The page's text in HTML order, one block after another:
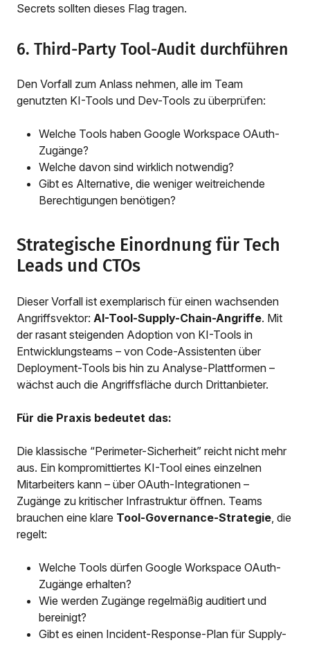
Secrets sollten dieses Flag tragen.
6. Third-Party Tool-Audit durchführen
Den Vorfall zum Anlass nehmen, alle im Team
genutzten KI-Tools und Dev-Tools zu überprüfen:
Welche Tools haben Google Workspace OAuth-
Zugänge?
Welche davon sind wirklich notwendig?
Gibt es Alternative, die weniger weitreichende
Berechtigungen benötigen?
Strategische Einordnung für Tech
Leads und CTOs
Dieser Vorfall ist exemplarisch für einen wachsenden
Angriffsvektor: AI-Tool-Supply-Chain-Angriffe. Mit
der rasant steigenden Adoption von KI-Tools in
Entwicklungsteams – von Code-Assistenten über
Deployment-Tools bis hin zu Analyse-Plattformen –
wächst auch die Angriffsfläche durch Drittanbieter.
Für die Praxis bedeutet das:
Die klassische “Perimeter-Sicherheit” reicht nicht mehr
aus. Ein kompromittiertes KI-Tool eines einzelnen
Mitarbeiters kann – über OAuth-Integrationen –
Zugänge zu kritischer Infrastruktur öffnen. Teams
brauchen eine klare Tool-Governance-Strategie, die
regelt:
Welche Tools dürfen Google Workspace OAuth-
Zugänge erhalten?
Wie werden Zugänge regelmäßig auditiert und
bereinigt?
Gibt es einen Incident-Response-Plan für Supply-